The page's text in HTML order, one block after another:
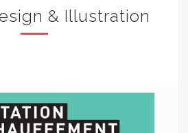
& Illustration